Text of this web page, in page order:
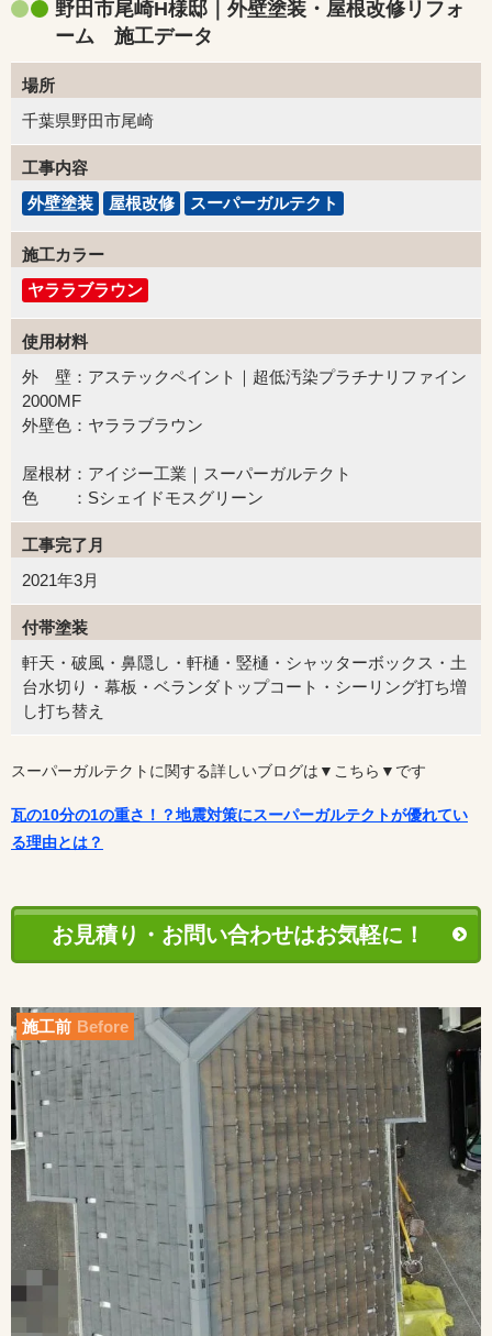
野田市尾崎H様邸｜外壁塗装・屋根改修リフォ
ーム 施工データ
場所
千葉県野田市尾崎
工事内容
外壁塗装
屋根改修 スーパーガルテクト
施工カラー
ヤララブラウン
使用材料
外 壁：アステックペイント｜超低汚染プラチナリファイン
2000MF
外壁色：ヤララブラウン
屋根材：アイジー工業｜スーパーガルテクト
色 ：Sシェイドモスグリーン
工事完了月
2021年3月
付帯塗装
軒天・破風・鼻隠し・軒樋・竪樋・シャッターボックス・土
台水切り・幕板・ベランダトップコート・シーリング打ち増
し打ち替え
スーパーガルテクトに関する詳しいブログは▼こちら▼です
瓦の10分の1の重さ！？地震対策にスーパーガルテクトが優れてい
る理由とは？
お見積り・お問い合わせはお気軽に！
施工前 Before